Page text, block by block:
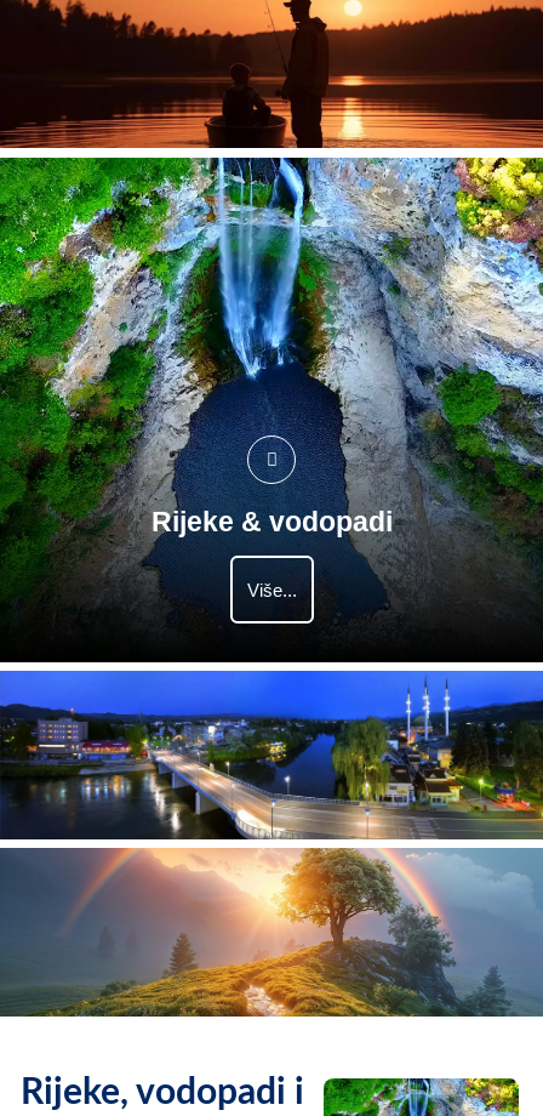
Rijeke & vodopadi
Više...
Rijeke, vodopadi i